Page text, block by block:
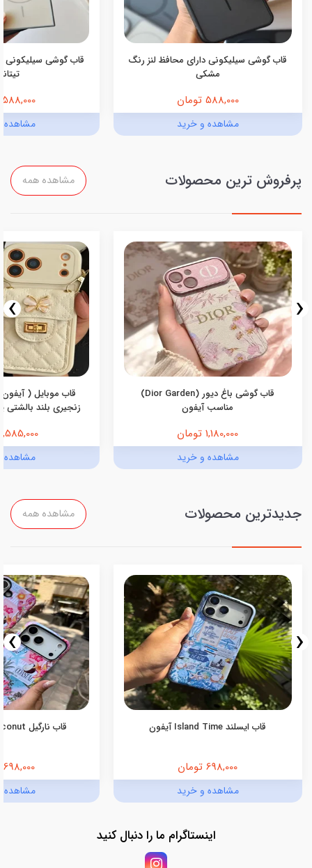
قاب گوشی سیلیکونی دارای محافظ لنز رنگ
مشکی
588,000 تومان
مشاهده و خرید
قاب گوشی سیلیکونی
588,000 تومان
مشاهده
پرفروش ترین محصولات مشاهده همه
قاب گوشی باغ دیور (Dior Garden)
مناسب آیفون
1,180,000 تومان
مشاهده و خرید
قاب موبایل (
زنجیری بلند بالشتی
1,585,000 تومان
مشاهده
‹
›
جدیدترین محصولات مشاهده همه
قاب ایسلند Island Time آیفون
698,000 تومان
مشاهده و خرید
قاب نارگیل Pink Coconut آیفون
698,000 تومان
مشاهده
‹
›
اینستاگرام ما را دنبال کنید